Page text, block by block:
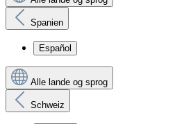
Spanien
Español
Alle lande og sprog
Schweiz